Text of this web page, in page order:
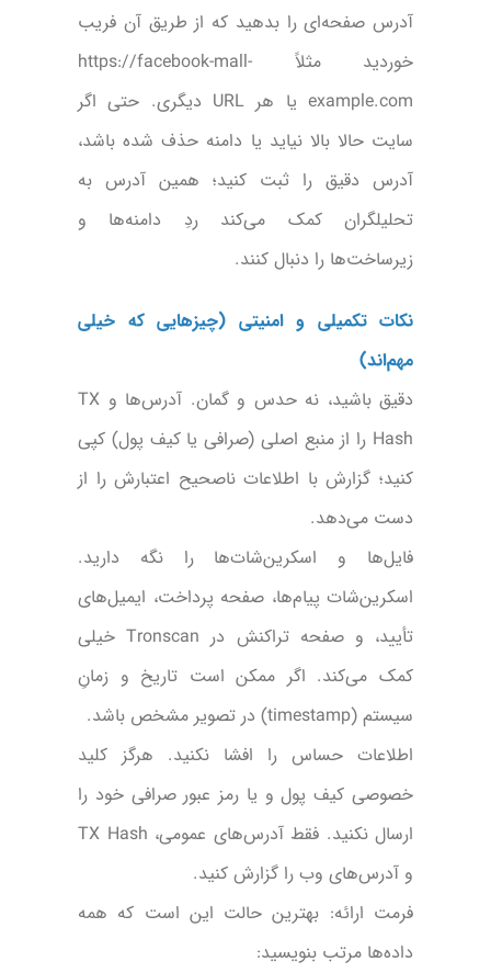
آدرس صفحه‌ای را بدهید که از طریق آن فریب
خوردید مثلاً https://facebook-mall-
example.com یا هر URL دیگری. حتی اگر
سایت حالا بالا نیاید یا دامنه حذف شده باشد،
آدرس دقیق را ثبت کنید؛ همین آدرس به
تحلیلگران کمک می‌کند ردِ دامنه‌ها و
زیرساخت‌ها را دنبال کنند.
نکات تکمیلی و امنیتی (چیزهایی که خیلی
مهم‌اند)
دقیق باشید، نه حدس و گمان. آدرس‌ها و TX
Hash را از منبع اصلی (صرافی یا کیف پول) کپی
کنید؛ گزارش با اطلاعات ناصحیح اعتبارش را از
دست می‌دهد.
فایل‌ها و اسکرین‌شات‌ها را نگه دارید.
اسکرین‌شات پیام‌ها، صفحه پرداخت، ایمیل‌های
تأیید، و صفحه تراکنش در Tronscan خیلی
کمک می‌کند. اگر ممکن است تاریخ و زمانِ
سیستم (timestamp) در تصویر مشخص باشد.
اطلاعات حساس را افشا نکنید. هرگز کلید
خصوصی کیف پول و یا رمز عبور صرافی خود را
ارسال نکنید. فقط آدرس‌های عمومی، TX Hash
و آدرس‌های وب را گزارش کنید.
فرمت ارائه: بهترین حالت این است که همه
داده‌ها مرتب بنویسید: